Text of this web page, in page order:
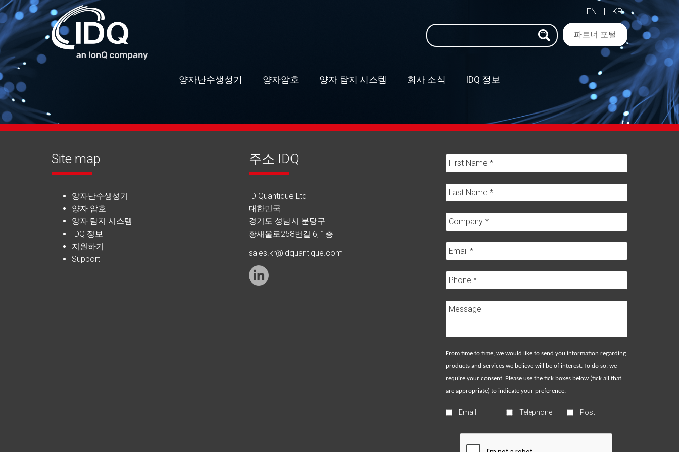
EN |
KR
Search
for:
파트너 포털
양자난수생성기 양자암호 양자 탐지 시스템 회사 소식 IDQ 정보
Site map
양자난수생성기
양자 암호
양자 탐지 시스템
IDQ 정보
지원하기
Support
주소 IDQ
ID Quantique Ltd
대한민국
경기도 성남시 분당구
황새울로258번길 6, 1층
sales.kr@idquantique.com
From time to time, we would like to send you information regarding
products and services we believe will be of interest. To do so, we
require your consent. Please use the tick boxes below (tick all that
are appropriate) to indicate your preference.
Email Telephone Post